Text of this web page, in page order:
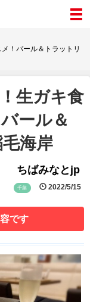
！バール＆トラットリ
生ガキ食
ール＆
海岸
ちばみなとjp
千葉 2022/5/15
です